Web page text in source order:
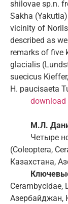
shilovae sp.n.
Sakha
vicinity of
described as
remarks of five
glacialis
suecicus
H. paucisaeta
download
М.Л.
Четыре
(Coleoptera,
Казахстана,
Cerambycidae,
Азербайджан,